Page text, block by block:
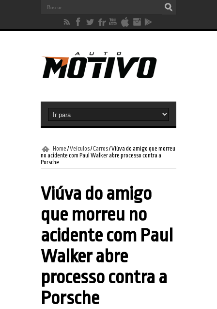
Home /Veículos/Carros/Viúva do amigo que morreu
no acidente com Paul Walker abre processo contra a
Porsche
Viúva do amigo
que morreu no
acidente com Paul
Walker abre
processo contra a
Porsche